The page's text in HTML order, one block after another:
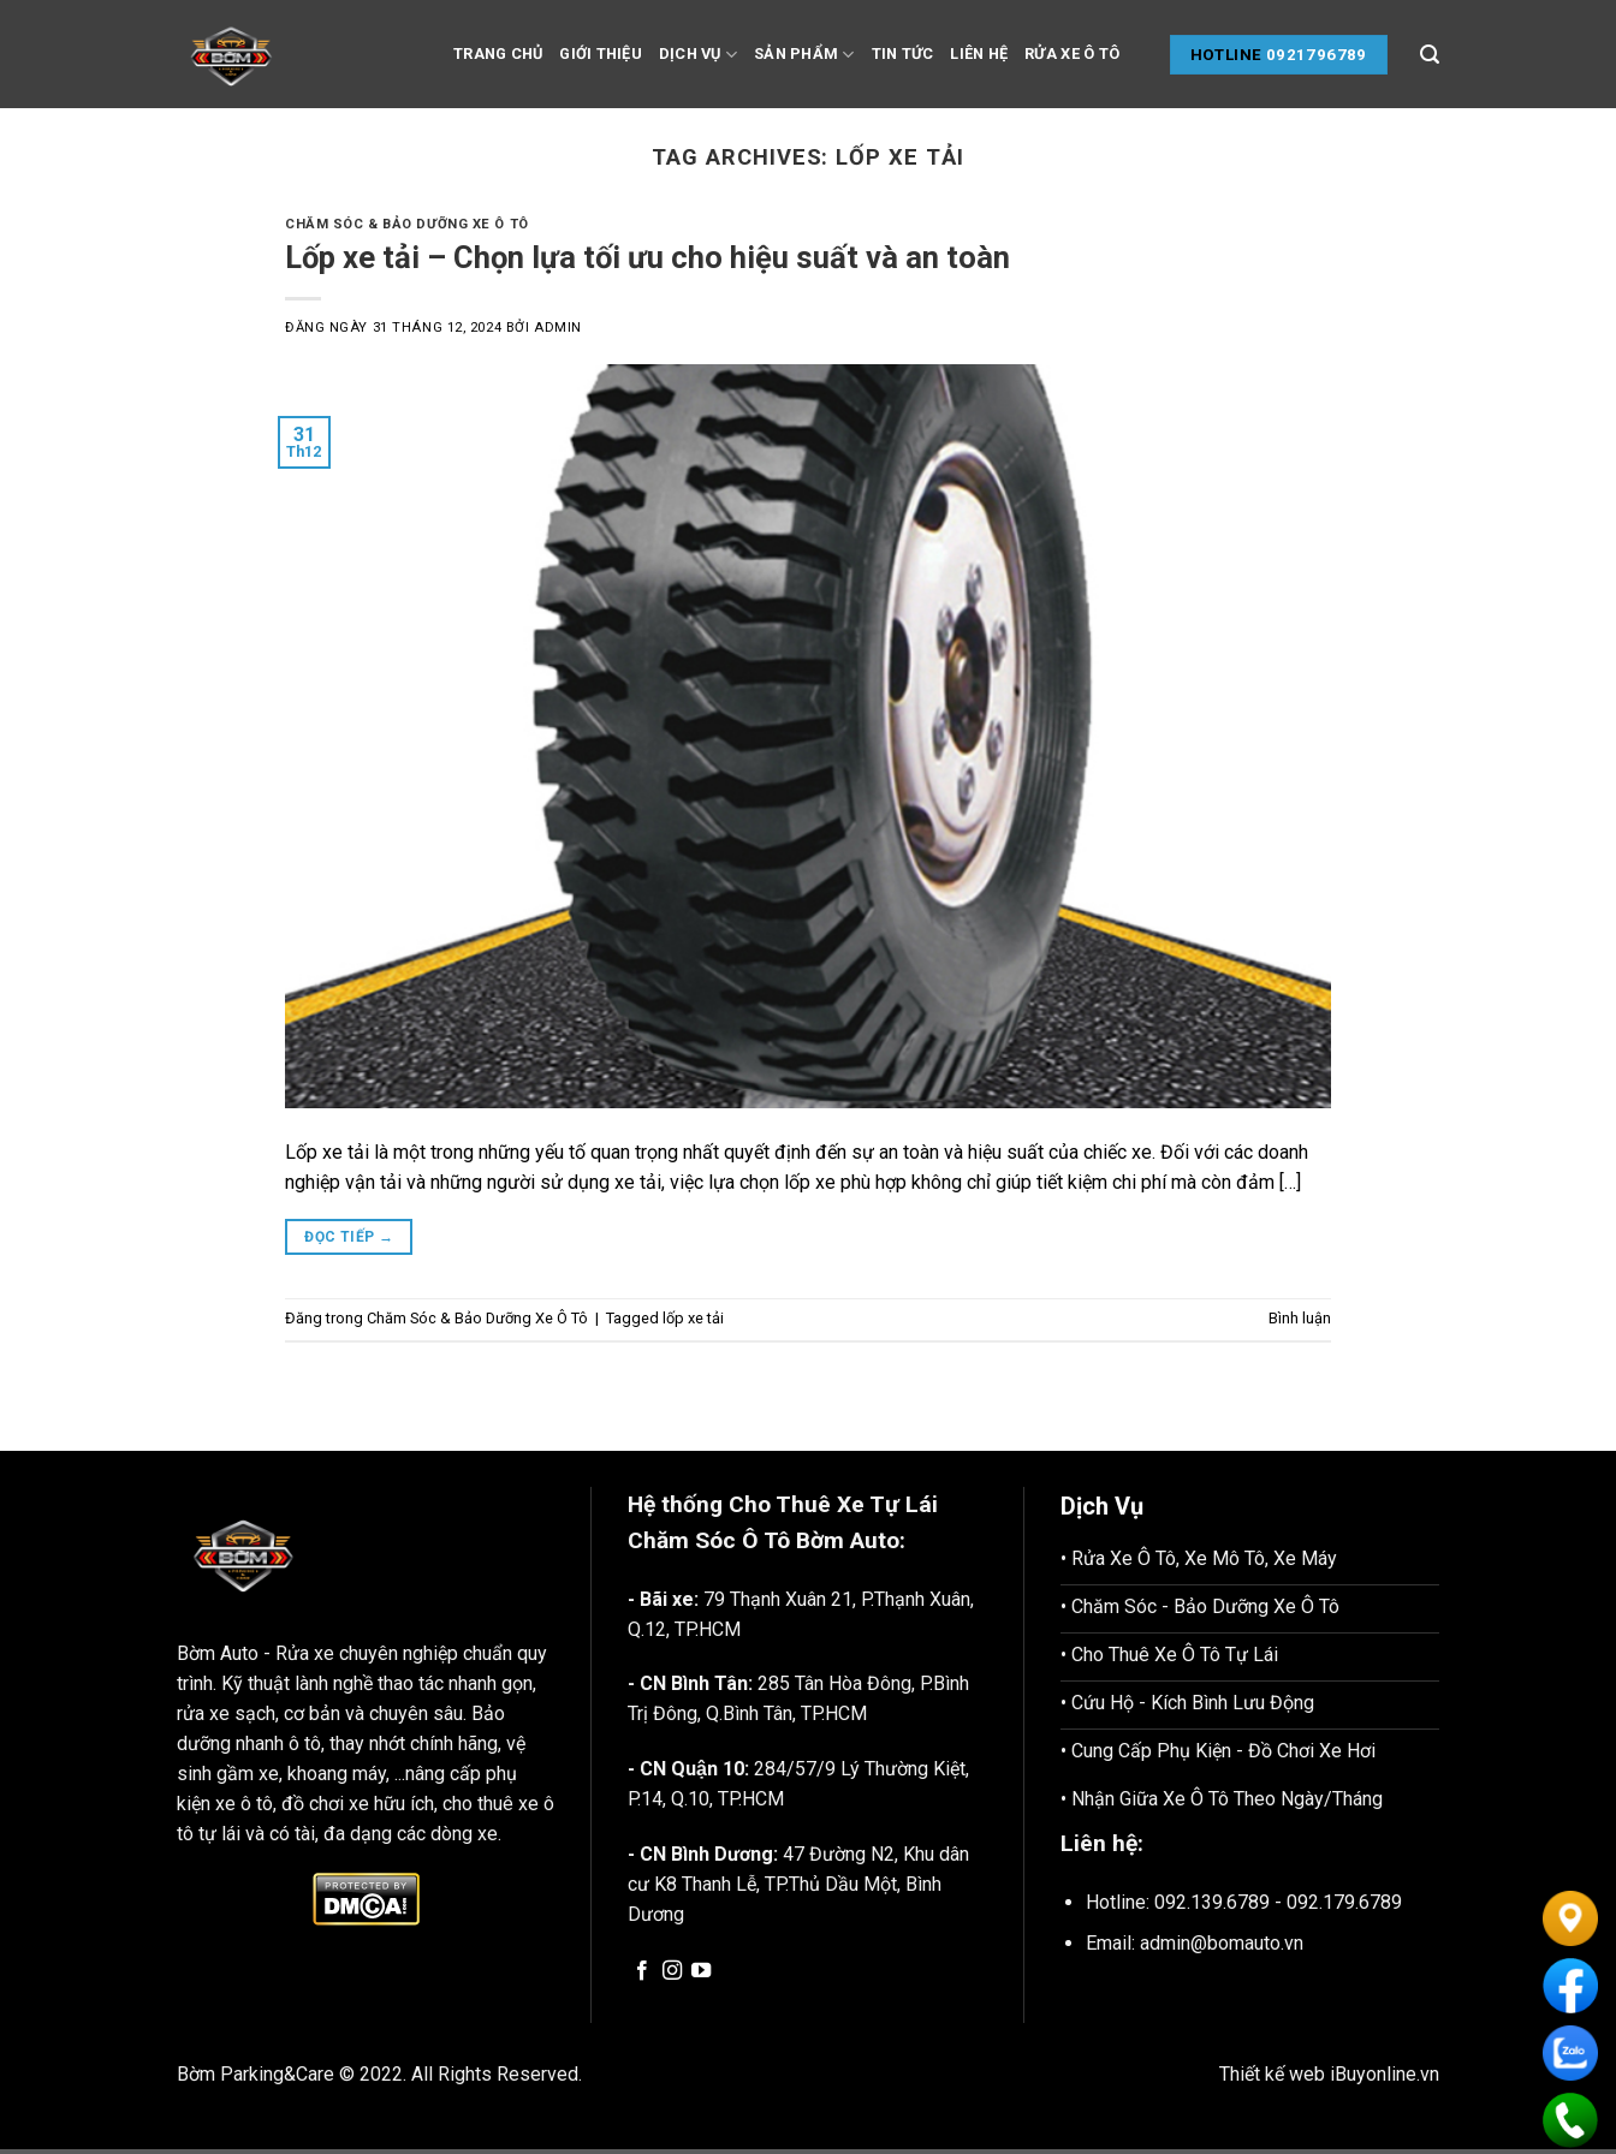
TRANG CHỦ GIỚI THIỆU DỊCH VỤ SẢN PHẨM TIN TỨC LIÊN HỆ RỬA XE Ô TÔ HOTLINE 0921796789
TAG ARCHIVES: LỐP XE TẢI
CHĂM SÓC & BẢO DƯỠNG XE Ô TÔ
Lốp xe tải – Chọn lựa tối ưu cho hiệu suất và an toàn
ĐĂNG NGÀY 31 THÁNG 12, 2024 BỞI ADMIN
31
Th12
Lốp xe tải là một trong những yếu tố quan trọng nhất quyết định đến sự an toàn và hiệu suất của chiếc xe. Đối với các doanh
nghiệp vận tải và những người sử dụng xe tải, việc lựa chọn lốp xe phù hợp không chỉ giúp tiết kiệm chi phí mà còn đảm […]
ĐỌC TIẾP →
Đăng trong Chăm Sóc & Bảo Dưỡng Xe Ô Tô | Tagged lốp xe tải Bình luận
Bờm Auto - Rửa xe chuyên nghiệp chuẩn quy
trình. Kỹ thuật lành nghề thao tác nhanh gọn,
rửa xe sạch, cơ bản và chuyên sâu. Bảo
dưỡng nhanh ô tô, thay nhớt chính hãng, vệ
sinh gầm xe, khoang máy, ...nâng cấp phụ
kiện xe ô tô, đồ chơi xe hữu ích, cho thuê xe ô
tô tự lái và có tài, đa dạng các dòng xe.
Hệ thống Cho Thuê Xe Tự Lái
Chăm Sóc Ô Tô Bờm Auto:
- Bãi xe: 79 Thạnh Xuân 21, P.Thạnh Xuân,
Q.12, TP.HCM
- CN Bình Tân: 285 Tân Hòa Đông, P.Bình
Trị Đông, Q.Bình Tân, TP.HCM
- CN Quận 10: 284/57/9 Lý Thường Kiệt,
P.14, Q.10, TP.HCM
- CN Bình Dương: 47 Đường N2, Khu dân
cư K8 Thanh Lễ, TP.Thủ Dầu Một, Bình
Dương
Dịch Vụ
• Rửa Xe Ô Tô, Xe Mô Tô, Xe Máy
• Chăm Sóc - Bảo Dưỡng Xe Ô Tô
• Cho Thuê Xe Ô Tô Tự Lái
• Cứu Hộ - Kích Bình Lưu Động
• Cung Cấp Phụ Kiện - Đồ Chơi Xe Hơi
• Nhận Giữa Xe Ô Tô Theo Ngày/Tháng
Liên hệ:
Hotline: 092.139.6789 - 092.179.6789
Email: admin@bomauto.vn
Bờm Parking&Care © 2022. All Rights Reserved. Thiết kế web iBuyonline.vn